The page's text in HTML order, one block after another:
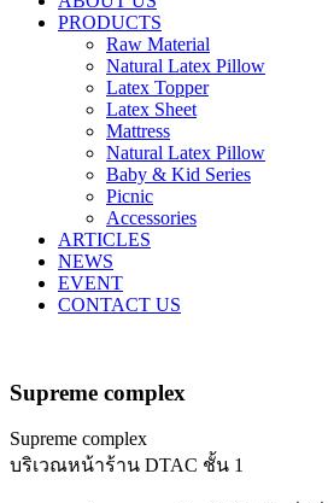
PRODUCTS
Raw Material
Natural Latex Pillow
Latex Topper
Latex Sheet
Mattress
Natural Latex Pillow
Baby & Kid Series
Picnic
Accessories
ARTICLES
NEWS
EVENT
CONTACT US
Supreme complex
Supreme complex
บริเวณหน้าร้าน DTAC ชั้น 1